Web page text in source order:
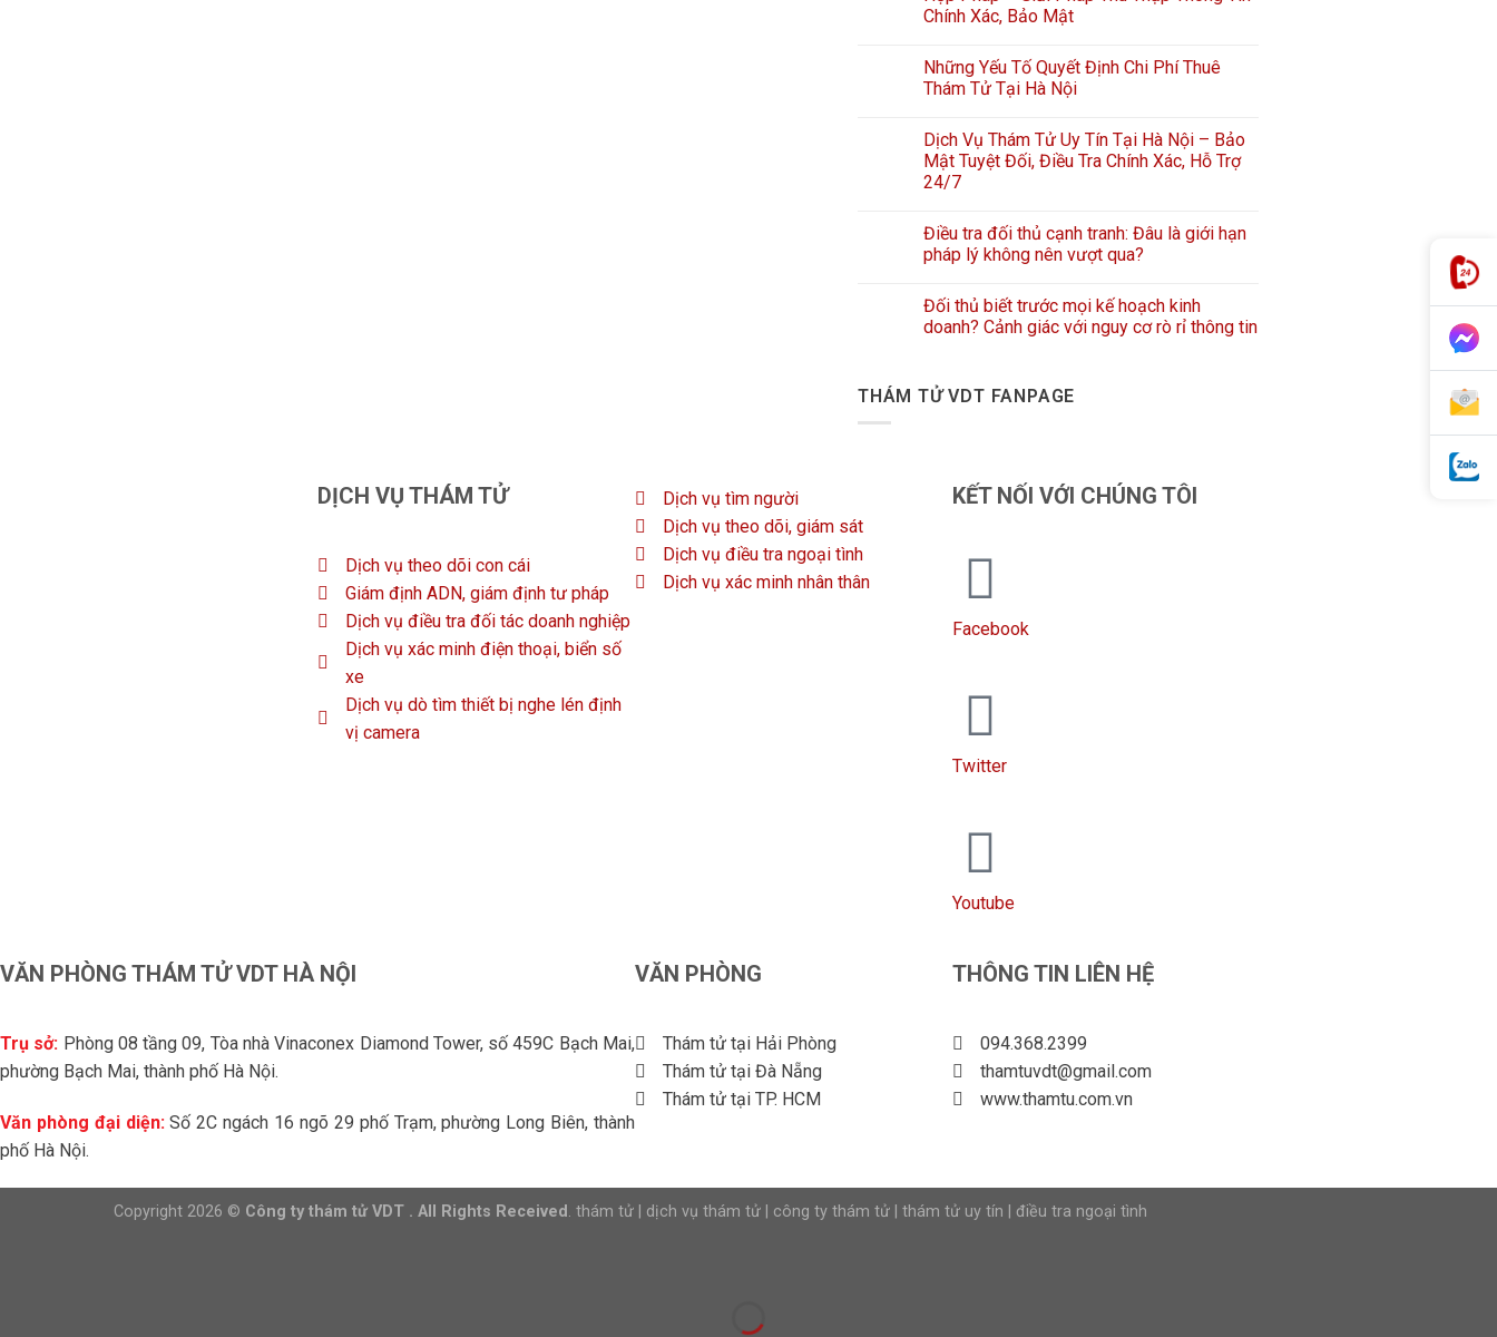
Chính Xác, Bảo Mật
Những Yếu Tố Quyết Định Chi Phí Thuê
Thám Tử Tại Hà Nội
Dịch Vụ Thám Tử Uy Tín Tại Hà Nội – Bảo
Mật Tuyệt Đối, Điều Tra Chính Xác, Hỗ Trợ
24/7
Điều tra đối thủ cạnh tranh: Đâu là giới hạn
pháp lý không nên vượt qua?
Đối thủ biết trước mọi kế hoạch kinh
doanh? Cảnh giác với nguy cơ rò rỉ thông tin
THÁM TỬ VDT FANPAGE
DỊCH VỤ THÁM TỬ
Dịch vụ theo dõi con cái
Giám định ADN, giám định tư pháp
Dịch vụ điều tra đối tác doanh nghiệp
Dịch vụ xác minh điện thoại, biển số
xe
Dịch vụ dò tìm thiết bị nghe lén định
vị camera
Dịch vụ tìm người
Dịch vụ theo dõi, giám sát
Dịch vụ điều tra ngoại tình
Dịch vụ xác minh nhân thân
KẾT NỐI VỚI CHÚNG TÔI
Facebook
Twitter
Youtube
VĂN PHÒNG THÁM TỬ VDT HÀ NỘI
Trụ sở: Phòng 08 tầng 09, Tòa nhà Vinaconex Diamond Tower, số 459C Bạch Mai,
phường Bạch Mai, thành phố Hà Nội.
Văn phòng đại diện:Số 2C ngách 16 ngõ 29 phố Trạm, phường Long Biên, thành
phố Hà Nội.
VĂN PHÒNG
Thám tử tại Hải Phòng
Thám tử tại Đà Nẵng
Thám tử tại TP. HCM
THÔNG TIN LIÊN HỆ
094.368.2399
thamtuvdt@gmail.com
www.thamtu.com.vn
Copyright 2026 © Công ty thám tử VDT . All Rights Received . thám tử dịch vụ thám tử công ty thám tử thám tử uy tín điều tra ngoại tình